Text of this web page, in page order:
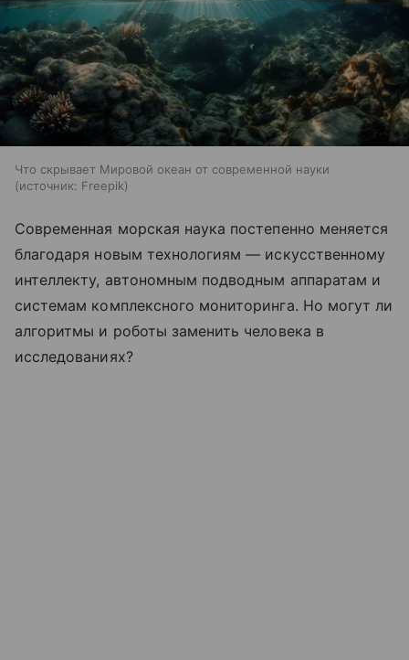
Что скрывает Мировой океан от современной науки
источник: Freepik
Современная морская наука постепенно меняется
благодаря новым технологиям — искусственному
интеллекту, автономным подводным аппаратам и
системам комплексного мониторинга. Но могут ли
алгоритмы и роботы заменить человека в
исследованиях?